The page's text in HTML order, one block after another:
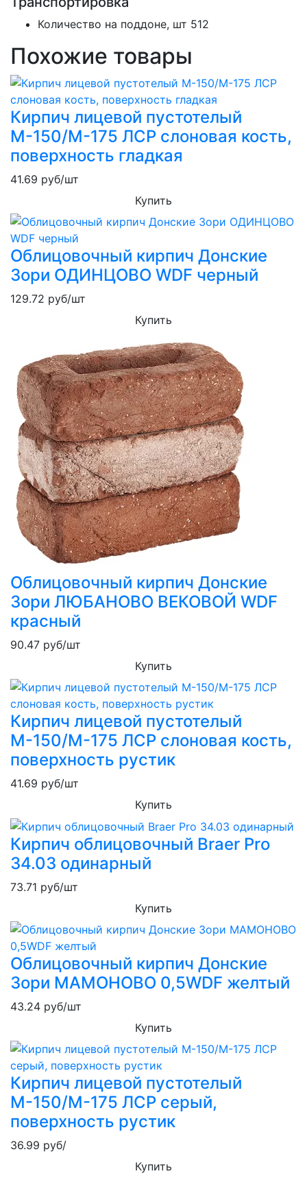
Количество на поддоне, шт 512
Похожие товары
Кирпич лицевой пустотелый
М-150/М-175 ЛСР слоновая кость,
поверхность гладкая
41.69 руб/шт
Купить
Облицовочный кирпич Донские
Зори ОДИНЦОВО WDF черный
129.72 руб/шт
Купить
Облицовочный кирпич Донские
Зори ЛЮБАНОВО ВЕКОВОЙ WDF
красный
90.47 руб/шт
Купить
Кирпич лицевой пустотелый
М-150/М-175 ЛСР слоновая кость,
поверхность рустик
41.69 руб/шт
Купить
Кирпич облицовочный Braer Pro
34.03 одинарный
73.71 руб/шт
Купить
Облицовочный кирпич Донские
Зори МАМОНОВО 0,5WDF желтый
43.24 руб/шт
Купить
Кирпич лицевой пустотелый
М-150/М-175 ЛСР серый,
поверхность рустик
36.99 руб/
Купить